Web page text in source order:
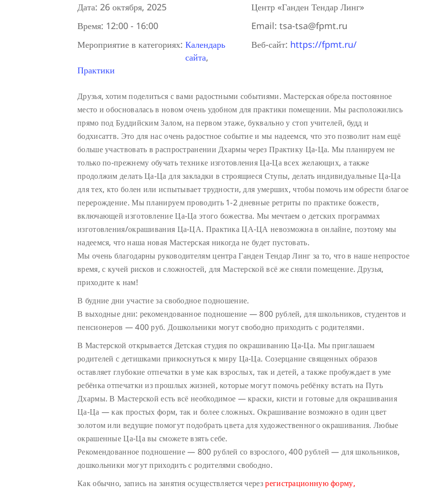
Дата: 26 октября, 2025
Время: 12:00 - 16:00
Мероприятие в категориях: Календарь
сайта,
Практики
Центр «Ганден Тендар Линг»
Email: tsa-tsa@fpmt.ru
Веб-сайт: https://fpmt.ru/
Друзья, хотим поделиться с вами радостными событиями. Мастерская обрела постоянное
место и обосновалась в новом очень удобном для практики помещении. Мы расположились
прямо под Буддийским Залом, на первом этаже, буквально у стоп учителей, будд и
бодхисаттв. Это для нас очень радостное событие и мы надеемся, что это позволит нам ещё
больше участвовать в распространении Дхармы через Практику Ца-Ца. Мы планируем не
только по-прежнему обучать технике изготовления Ца-Ца всех желающих, а также
продолжим делать Ца-Ца для закладки в строящиеся Ступы, делать индивидуальные Ца-Ца
для тех, кто болен или испытывает трудности, для умерших, чтобы помочь им обрести благое
перерождение. Мы планируем проводить 1-2 дневные ретриты по практике божеств,
включающей изготовление Ца-Ца этого божества. Мы мечтаем о детских программах
изготовления/окрашивания Ца-ЦА. Практика ЦА-ЦА невозможна в онлайне, поэтому мы
надеемся, что наша новая Мастерская никогда не будет пустовать.
Мы очень благодарны руководителям центра Ганден Тендар Линг за то, что в наше непростое
время, с кучей рисков и сложностей, для Мастерской всё же сняли помещение. Друзья,
приходите к нам!
В будние дни участие за свободное подношение.
В выходные дни: рекомендованное подношение — 800 рублей, для школьников, студентов и
пенсионеров — 400 руб. Дошкольники могут свободно приходить с родителями.
В Мастерской открывается Детская студия по окрашиванию Ца-Ца. Мы приглашаем
родителей с детишками прикоснуться к миру Ца-Ца. Созерцание священных образов
оставляет глубокие отпечатки в уме как взрослых, так и детей, а также пробуждает в уме
ребёнка отпечатки из прошлых жизней, которые могут помочь ребёнку встать на Путь
Дхармы. В Мастерской есть всё необходимое — краски, кисти и готовые для окрашивания
Ца-Ца — как простых форм, так и более сложных. Окрашивание возможно в один цвет
золотом или ведущие помогут подобрать цвета для художественного окрашивания. Любые
окрашенные Ца-Ца вы сможете взять себе.
Рекомендованное подношение — 800 рублей со взрослого, 400 рублей — для школьников,
дошкольники могут приходить с родителями свободно.
Как обычно, запись на занятия осуществляется черезрегистрационную форму,